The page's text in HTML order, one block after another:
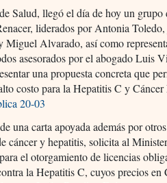
Salud, llegó el día de hoy un grupo
liderados por Antonia
Miguel Alvarado, así como
asesorados por el abogado Luis
una propuesta concreta que
costo para la Hepatitis C y Cáncer
20-03
una carta apoyada además por
cáncer y hepatitis, solicita al
el otorgamiento de licencias
la Hepatitis C, cuyos precios en